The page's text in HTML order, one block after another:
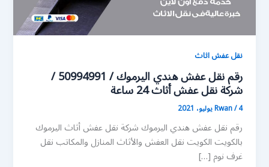
نقل عفش اثاث
رقم نقل عفش هندي اليرموك / 50994991 /
شركة نقل عفش أثاث 24 ساعة
Rwan/4 يوليو، 2021
رقم نقل عفش هندي اليرموك شركة نقل عفش أثاث اليرموك
بالكويت الكويت نقل العفش والأثاث المنازل والمكاتب نقل
غرف نوم […]